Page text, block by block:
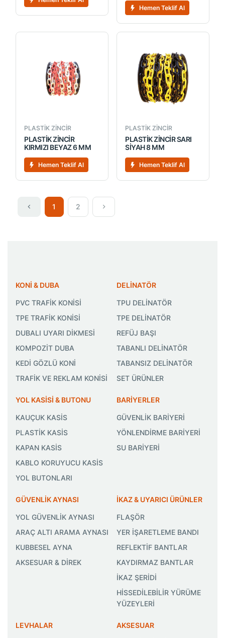
Hemen Teklif Al
PLASTİK ZİNCİR
PLASTİK ZİNCİR
KIRMIZI BEYAZ 6 MM
Hemen Teklif Al
PLASTİK ZİNCİR
PLASTİK ZİNCİR SARI
SİYAH 8 MM
Hemen Teklif Al
1 2
KONİ & DUBA
PVC TRAFİK KONİSİ
TPE TRAFİK KONİSİ
DUBALI UYARI DİKMESİ
KOMPOZİT DUBA
KEDİ GÖZLÜ KONİ
TRAFİK VE REKLAM KONİSİ
DELİNATÖR
TPU DELİNATÖR
TPE DELİNATÖR
REFÜJ BAŞI
TABANLI DELİNATÖR
TABANSIZ DELİNATÖR
SET ÜRÜNLER
YOL KASİSİ & BUTONU
KAUÇUK KASİS
PLASTİK KASİS
KAPAN KASİS
KABLO KORUYUCU KASİS
YOL BUTONLARI
BARİYERLER
GÜVENLİK BARİYERİ
YÖNLENDİRME BARİYERİ
SU BARİYERİ
GÜVENLİK AYNASI
YOL GÜVENLİK AYNASI
ARAÇ ALTI ARAMA AYNASI
KUBBESEL AYNA
AKSESUAR & DİREK
İKAZ & UYARICI ÜRÜNLER
FLAŞÖR
YER İŞARETLEME BANDI
REFLEKTİF BANTLAR
KAYDIRMAZ BANTLAR
İKAZ ŞERİDİ
HİSSEDİLEBİLİR YÜRÜME
YÜZEYLERİ
LEVHALAR AKSESUAR